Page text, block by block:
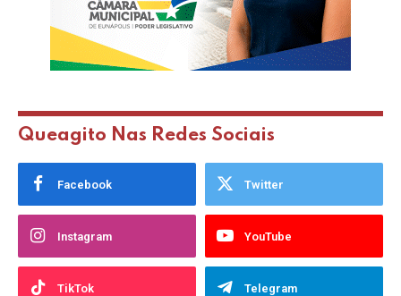
Queagito Nas Redes Sociais
Facebook Twitter
Instagram YouTube
TikTok Telegram